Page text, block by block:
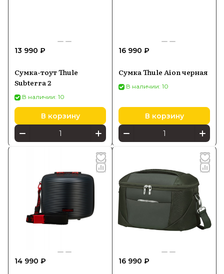
13 990 ₽
Сумка-тоут Thule
Subterra 2
В наличии: 10
В корзину
16 990 ₽
Сумка Thule Aion черная
В наличии: 10
В корзину
14 990 ₽ 16 990 ₽